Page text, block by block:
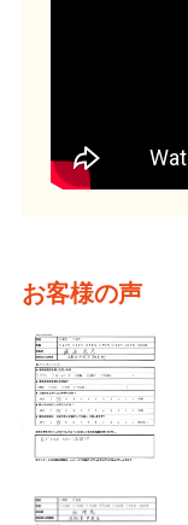
お客様の声